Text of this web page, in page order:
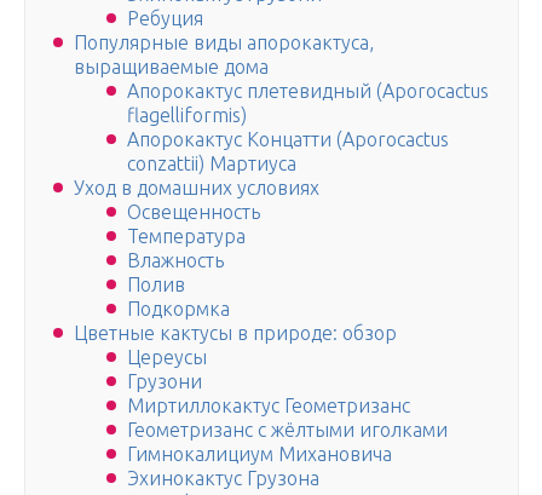
Ребуция
Популярные виды апорокактуса,
выращиваемые дома
Апорокактус плетевидный (Aporocactus
flagelliformis)
Апорокактус Концатти (Aporocactus
conzattii) Мартиуса
Уход в домашних условиях
Освещенность
Температура
Влажность
Полив
Подкормка
Цветные кактусы в природе: обзор
Цереусы
Грузони
Миртиллокактус Геометризанс
Геометризанс с жёлтыми иголками
Гимнокалициум Михановича
Эхинокактус Грузона